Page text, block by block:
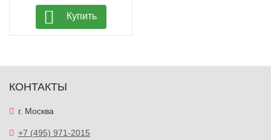
Купить
КОНТАКТЫ
г. Москва
+7 (495) 971-2015